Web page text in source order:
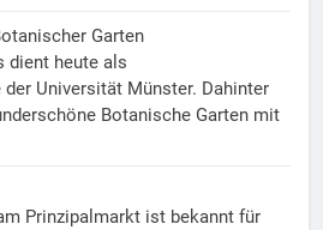
Garten
dient heute als
Universität Münster. Dahinter
Botanische Garten mit
Prinzipalmarkt ist bekannt für